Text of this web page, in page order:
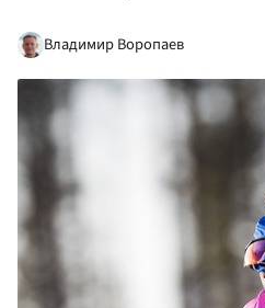
Владимир Воропаев